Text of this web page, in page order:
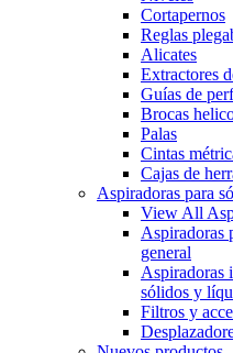
Cortapernos
Reglas
Alicates
Extractores
Guías de
Brocas
Palas
Cintas
Cajas de
Aspiradoras para
View All
Aspiradoras
general
Aspiradoras
sólidos y
Filtros y